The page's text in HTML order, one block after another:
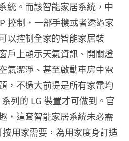
統。而該智能家居系統，中
控制，一部手機或者透過家
以控制全家的智能家居裝
戶上顯示天氣資訊、開關燈
氣潔淨、甚至啟動車房中電
，不過大前提是所有家電均
列的 LG 裝置才可做到。官
，這套智能家居系統未必需
用家需要，為用家度身訂造